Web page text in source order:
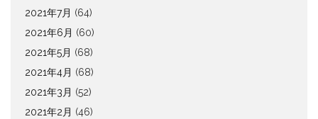
2021年7月 (64)
2021年6月 (60)
2021年5月 (68)
2021年4月 (68)
2021年3月 (52)
2021年2月 (46)